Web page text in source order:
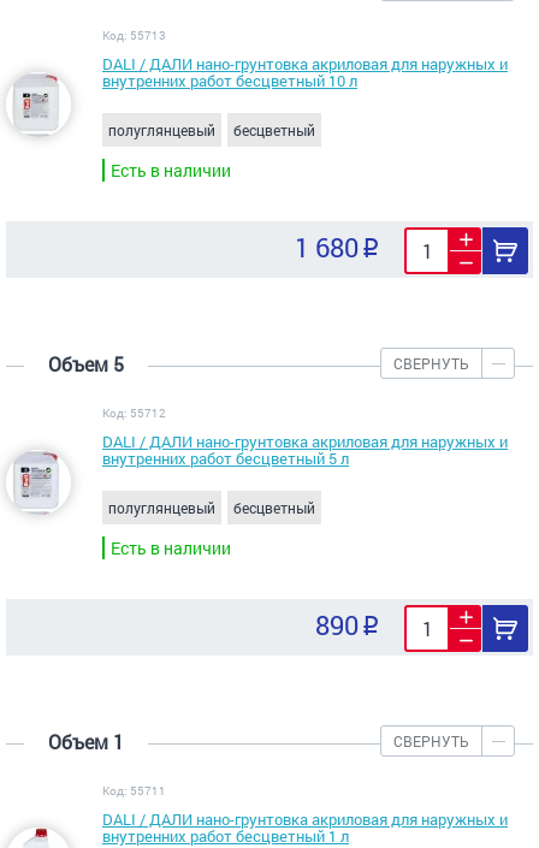
Код: 55713
DALI / ДАЛИ нано-грунтовка акриловая для наружных и
внутренних работ бесцветный 10 л
полуглянцевый бесцветный
Есть в наличии
1 680
Объем 5 СВЕРНУТЬ
Код: 55712
DALI / ДАЛИ нано-грунтовка акриловая для наружных и
внутренних работ бесцветный 5 л
полуглянцевый бесцветный
Есть в наличии
890
Объем 1 СВЕРНУТЬ
Код: 55711
DALI / ДАЛИ нано-грунтовка акриловая для наружных и
внутренних работ бесцветный 1 л